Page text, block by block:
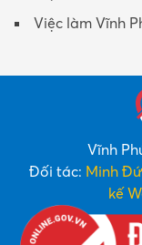
Việc làm Vĩnh
Vĩnh
Đối tác: Minh
kế